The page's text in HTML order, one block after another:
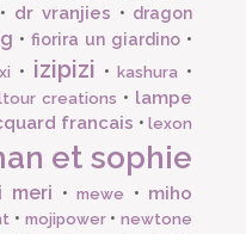
• dr vranjies • dragon
• fiorira un giardino•
• izipizi •kashura •
creations • lampe
francais •lexon
et sophie
meri •mewe • miho
• mojipower•newtone